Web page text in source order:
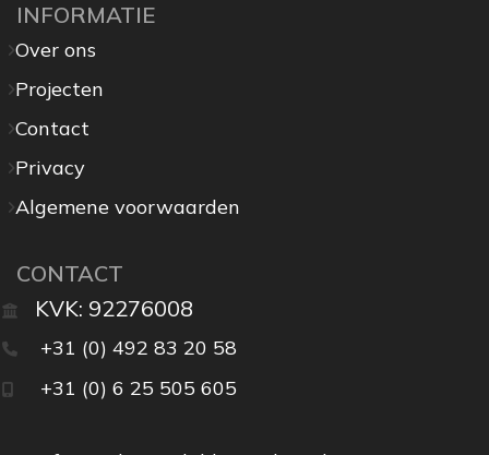
INFORMATIE
Over ons
Projecten
Contact
Privacy
Algemene voorwaarden
CONTACT
KVK: 92276008
+31 (0) 492 83 20 58
+31 (0) 6 25 505 605